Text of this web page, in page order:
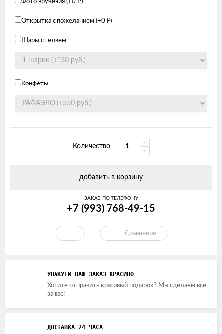
Фото вручения (+0 Р)
Открытка с пожеланием (+0 Р)
Шары с гелием
Конфеты
Количество
добавить в корзину
ЗАКАЗ ПО ТЕЛЕФОНУ
+7 (993) 768-49-15
Сравнение
УПАКУЕМ ВАШ ЗАКАЗ КРАСИВО
Хотите отправить красивый подарок? Мы сделаем все
за вас!
ДОСТАВКА 24 ЧАСА